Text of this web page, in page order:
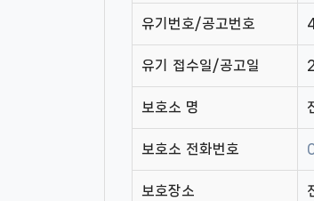
유기번호/공고번호
유기 접수일/공고일
보호소 명
보호소 전화번호
보호장소